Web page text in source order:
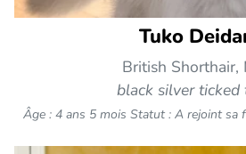
Tuko
British Shorthair,
black silver ticked
Âge : 4 ans 5 mois Statut : A rejoint sa